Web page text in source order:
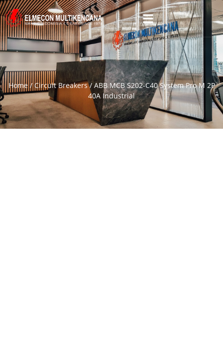
Home/Circuit Breakers/ ABB MCB S202-C40 System Pro M 2P
40A Industrial